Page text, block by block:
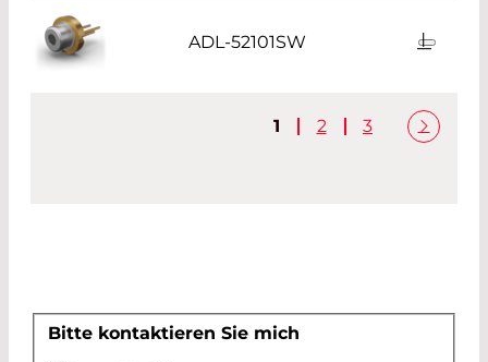
ADL-52101SW
1 2 3
Bitte kontaktieren Sie mich